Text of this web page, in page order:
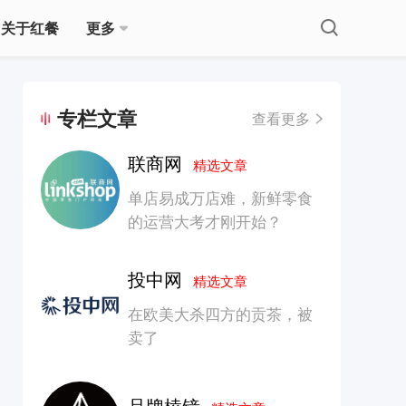
关于红餐 更多
专栏文章 查看更多
联商网精选文章
单店易成万店难，新鲜零食
的运营大考才刚开始？
投中网精选文章
在欧美大杀四方的贡茶，被
卖了